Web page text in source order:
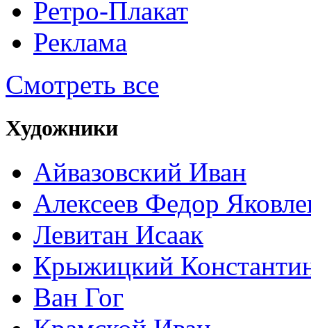
Ретро-Плакат
Реклама
Смотреть все
Художники
Айвазовский Иван
Алексеев Федор
Левитан Исаак
Крыжицкий
Ван Гог